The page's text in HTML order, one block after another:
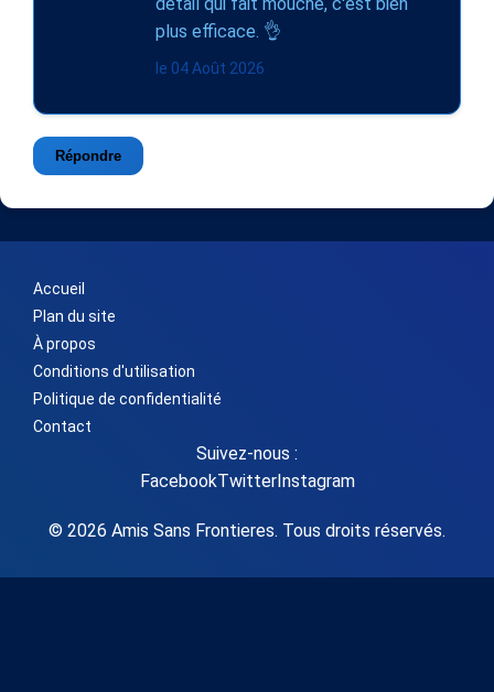
plus efficace. 👌
le 04 Août 2026
Répondre
Accueil
Plan du site
À propos
Conditions d'utilisation
Politique de confidentialité
Contact
Suivez-nous :
FacebookTwitterInstagram
© 2026 Amis Sans Frontieres. Tous droits réservés.